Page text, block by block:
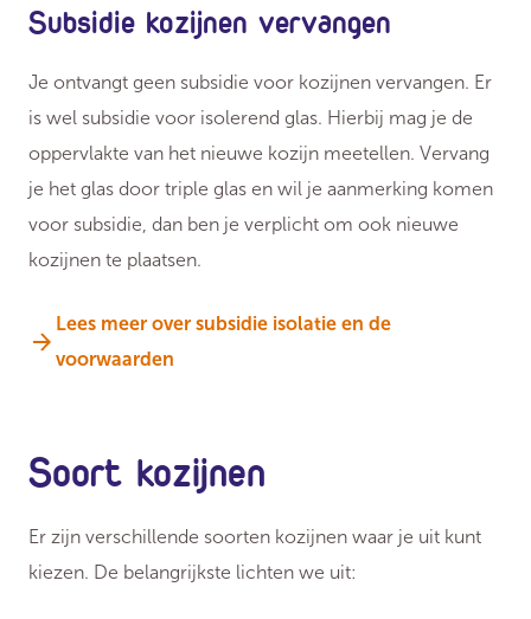
Subsidie kozijnen vervangen
Je ontvangt geen subsidie voor kozijnen vervangen. Er
is wel subsidie voor isolerend glas. Hierbij mag je de
oppervlakte van het nieuwe kozijn meetellen. Vervang
je het glas door triple glas en wil je aanmerking komen
voor subsidie, dan ben je verplicht om ook nieuwe
kozijnen te plaatsen.
Lees meer over subsidie isolatie en de
voorwaarden
Soort kozijnen
Er zijn verschillende soorten kozijnen waar je uit kunt
kiezen. De belangrijkste lichten we uit: